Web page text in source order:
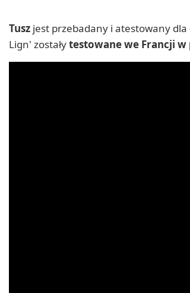
Tusz jest przebadany i atestowany
Lign' zostałytestowane we Francji w